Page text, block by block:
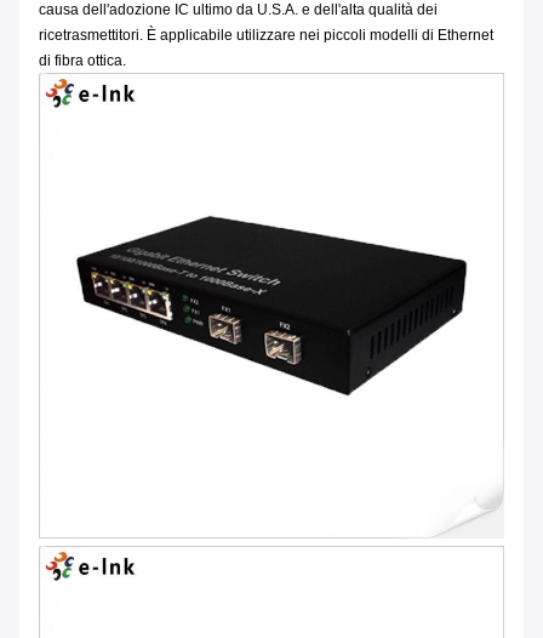
causa dell'adozione IC ultimo da U.S.A. e dell'alta qualità dei
ricetrasmettitori. È applicabile utilizzare nei piccoli modelli di Ethernet
di fibra ottica.